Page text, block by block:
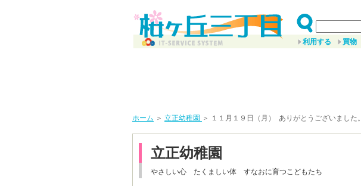
利用する 買物
ホーム ＞ 立正幼稚園 ＞ １１月１９日（月） ありがとうございました。
立正幼稚園
やさしい心 たくましい体 すなおに育つこどもたち